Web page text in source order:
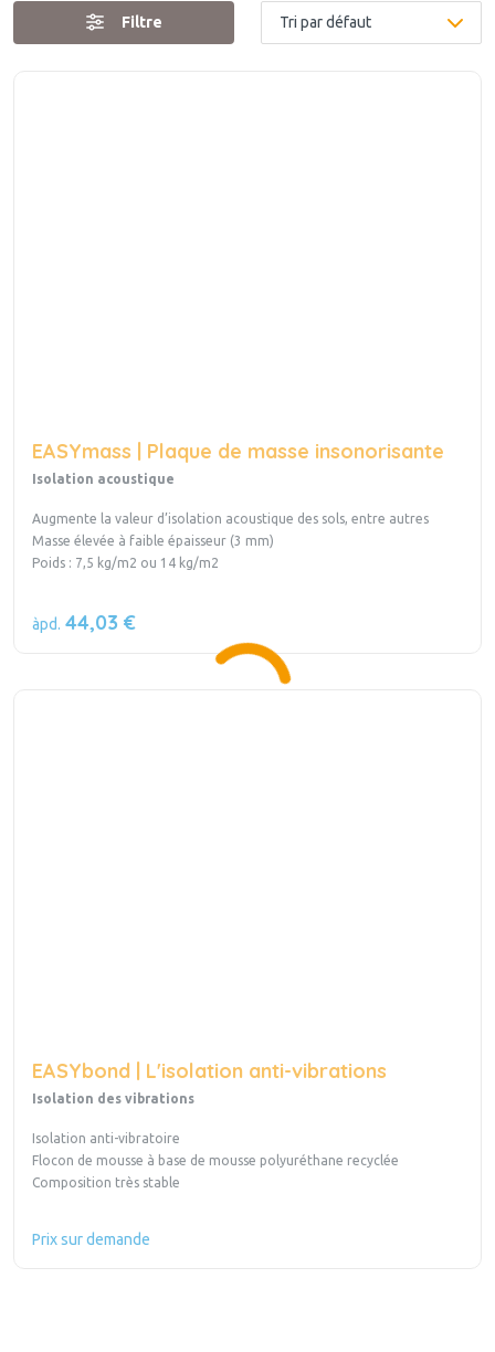
Filtre
EASYmass | Plaque de masse insonorisante
Isolation acoustique
Augmente la valeur d’isolation acoustique des sols, entre autres
Masse élevée à faible épaisseur (3 mm)
Poids : 7,5 kg/m2 ou 14 kg/m2
àpd. 44,03 €
EASYbond | L'isolation anti-vibrations
Isolation des vibrations
Isolation anti-vibratoire
Flocon de mousse à base de mousse polyuréthane recyclée
Composition très stable
Prix sur demande